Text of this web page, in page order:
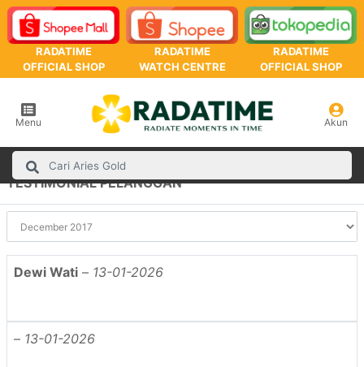
RADATIME
OFFICIAL SHOP
RADATIME
WATCH CENTRE
RADATIME
OFFICIAL SHOP
Menu Akun
TESTIMONIAL PELANGGAN
Dewi Wati – 13-01-2026
– 13-01-2026